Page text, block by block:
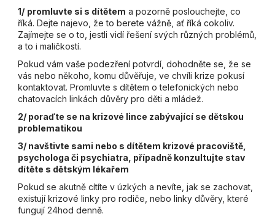
1/ promluvte si s dítětem a pozorně poslouchejte, co
říká. Dejte najevo, že to berete vážně, ať říká cokoliv.
Zajímejte se o to, jestli vidí řešení svých různých problémů,
a to i maličkostí.
Pokud vám vaše podezření potvrdí, dohodněte se, že se
vás nebo někoho, komu důvěřuje, ve chvíli krize pokusí
kontaktovat. Promluvte s dítětem o telefonických nebo
chatovacích linkách důvěry pro děti a mládež.
2/ poraďte se na krizové lince zabývající se dětskou
problematikou
3/ navštivte sami nebo s dítětem krizové pracoviště,
psychologa či psychiatra, případně konzultujte stav
dítěte s dětským lékařem
Pokud se akutně cítíte v úzkých a nevíte, jak se zachovat,
existují krizové linky pro rodiče, nebo linky důvěry, které
fungují 24hod denně.